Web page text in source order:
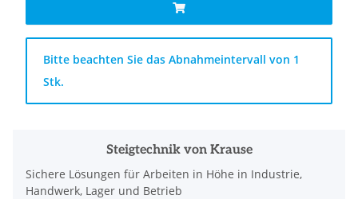
x
Bitte beachten Sie das Abnahmeintervall von 1
Stk.
Steigtechnik von Krause
Sichere Lösungen für Arbeiten in Höhe in Industrie,
Handwerk, Lager und Betrieb